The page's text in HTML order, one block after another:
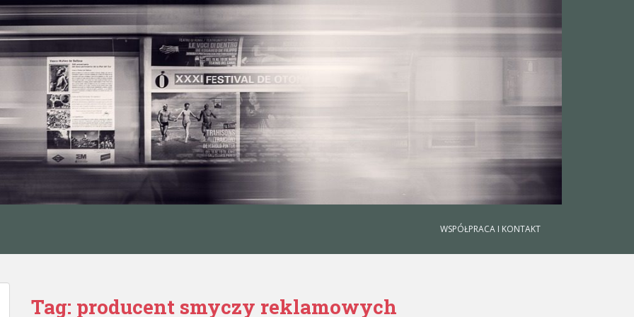
WSPÓŁPRACA I KONTAKT
Tag: producent smyczy reklamowych